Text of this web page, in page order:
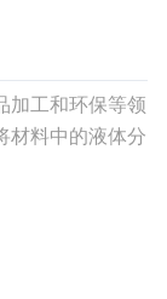
加工和环保等领
材料中的液体分
旋压榨机的工